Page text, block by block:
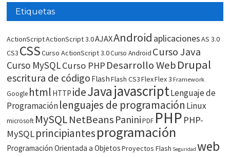
Etiquetas
ActionScriptActionScript 3.0AJAXAndroid aplicacionesAS 3.0
CS3 CSSCurso ActionScript 3.0Curso Android Curso Java
Curso MySQLCurso PHP Desarrollo WebDrupal
escritura de código FlashFlash CS3FlexFlex 3 Framework
Google html HTTP ideJavajavascriptLenguaje de
Programaciónlenguajes de programación Linux
microsoft MySQLNetBeans Panini PDF PHP PHP-
MySQLprincipiantesprogramación
Programación Orientada a ObjetosProyectos Flash Seguridad web